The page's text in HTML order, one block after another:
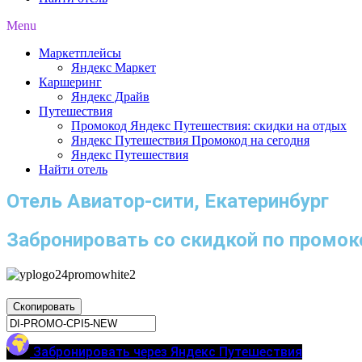
Menu
Маркетплейсы
Яндекс Маркет
Каршеринг
Яндекс Драйв
Путешествия
Промокод Яндекс Путешествия: скидки на отдых
Яндекс Путешествия Промокод на сегодня
Яндекс Путешествия
Найти отель
Отель Авиатор-сити, Екатеринбург
Забронировать со скидкой по
Скопировать
Забронировать через Яндекс Путешествия